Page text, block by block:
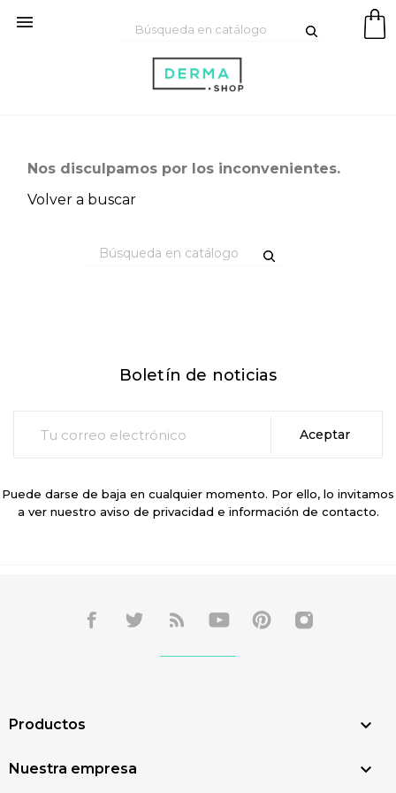

Nos disculpamos por los inconvenientes.
Volver a buscar
Boletín de noticias
Puede darse de baja en cualquier momento. Por ello, lo invitamos
a ver nuestro aviso de privacidad e información de contacto.
Productos 
Nuestra empresa 